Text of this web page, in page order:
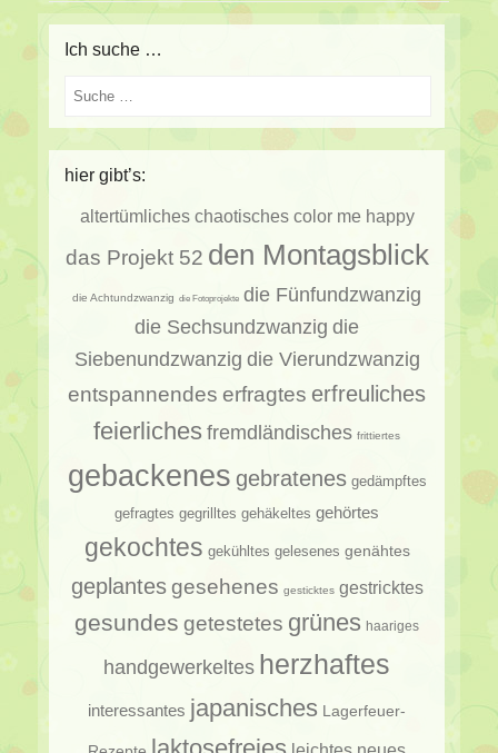
Ich suche …
Suche
hier gibt’s:
altertümliches chaotisches color me happy
das Projekt 52 den Montagsblick
die Achtundzwanzig die Fotoprojekte die Fünfundzwanzig
die Sechsundzwanzig die
Siebenundzwanzig die Vierundzwanzig
entspannendes erfragtes erfreuliches
feierliches fremdländisches frittiertes
gebackenes gebratenes gedämpftes
gefragtes gegrilltes gehäkeltes gehörtes
gekochtes gekühltes gelesenes genähtes
geplantesgesehenes gesticktes gestricktes
gesundes getestetes grünes haariges
handgewerkeltes herzhaftes
interessantes japanisches Lagerfeuer-